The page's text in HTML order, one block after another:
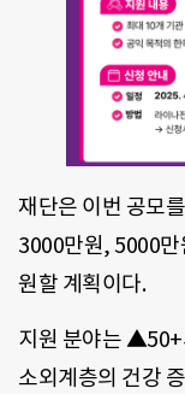
재단은 이번 공모
3000만원, 5000만
원할 계획이다.
지원 분야는
소외계층의 건강